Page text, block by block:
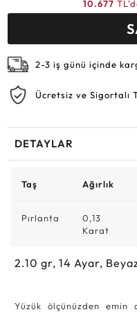
10.677
2-3 iş günü içinde
Ücretsiz ve Sigortalı
DETAYLAR
Taş Ağırlık
Pırlanta
0,13
Karat
2.10gr,14Ayar,
Yüzük ölçünüzden emin